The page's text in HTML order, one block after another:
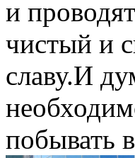
и
чистый и
славу.И
побывать